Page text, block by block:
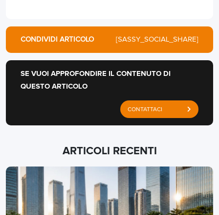
CONDIVIDI ARTICOLO [SASSY_SOCIAL_SHARE]
SE VUOI APPROFONDIRE IL CONTENUTO DI
QUESTO ARTICOLO
CONTATTACI
ARTICOLI RECENTI